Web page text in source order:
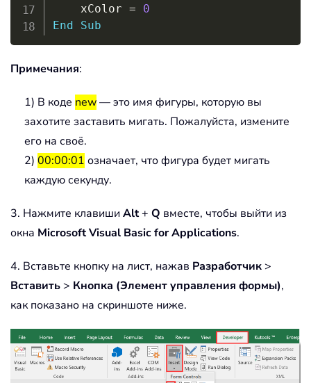
    xColor
=
0
End
Sub
Примечания:
1) В коде new— это имя фигуры, которую вы
захотите заставить мигать. Пожалуйста, измените
его на своё.
2) 00:00:01 означает, что фигура будет мигать
каждую секунду.
3. Нажмите клавиши Alt+ Q вместе, чтобы выйти из
окна Microsoft Visual Basic for Applications.
4. Вставьте кнопку на лист, нажав Разработчик >
Вставить > Кнопка (Элемент управления формы),
как показано на скриншоте ниже.